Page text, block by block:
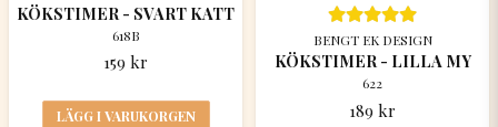
KÖKSTIMER - SVART KATT
618B
159 kr
LÄGG I VARUKORGEN
BENGT EK DESIGN
KÖKSTIMER - LILLA MY
622
189 kr